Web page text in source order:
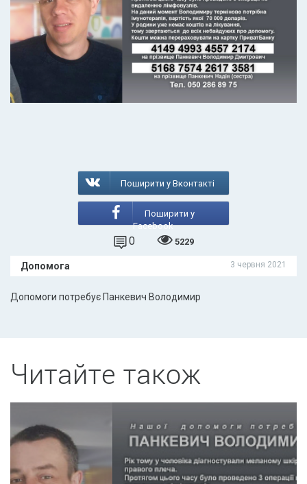
Поширити у Вконтакті
Поширити у
Facebook
0 5229
Допомога 3 червня 2021
Допомоги потребує Панкевич Володимир
Читайте також